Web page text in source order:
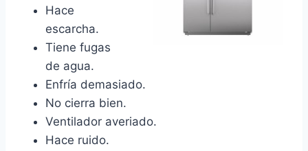
Hace
escarcha.
Tiene fugas
de agua.
Enfría demasiado.
No cierra bien.
Ventilador averiado.
Hace ruido.